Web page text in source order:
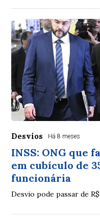
Desvios Há 8 meses
INSS: ONG que
em cubículo de
funcionária
Desvio pode passar de